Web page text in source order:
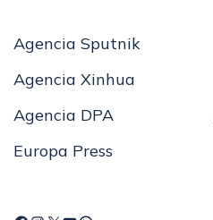
Agencia Sputnik
Agencia Xinhua
Agencia DPA
Europa Press